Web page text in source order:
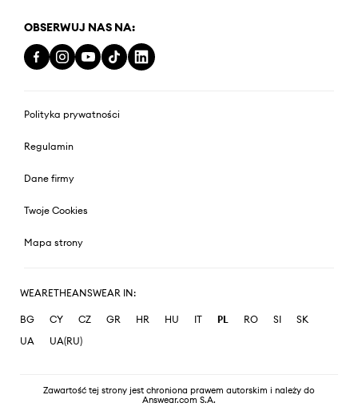
OBSERWUJ NAS NA:
Polityka prywatności
Regulamin
Dane firmy
Twoje Cookies
Mapa strony
WEARETHEANSWEAR IN:
BG CY CZ GR HR HU IT PL RO SI
SK
UA
UA(RU)
Zawartość tej strony jest chroniona prawem autorskim i należy do
Answear.com S.A.